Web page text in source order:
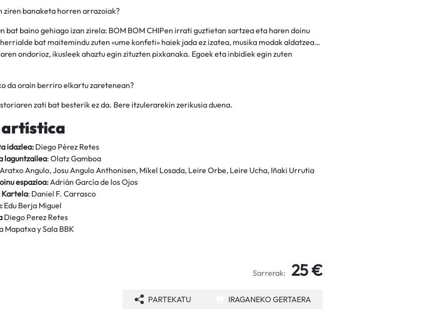
ziren banaketa horren arrazoiak?
bat baino gehiago izan zirela: BOM BOM CHIPen irrati guztietan sartzea eta haren doinu
bat maitemindu zuten «ume konfeti» haiek jada ez izatea, musika modak aldatzea…
ondorioz, ikusleek ahaztu egin zituzten pixkanaka. Egoek eta inbidiek egin zuten
da orain berriro elkartu zaretenean?
zati bat besterik ez da. Bere itzulerarekin zerikusia duena.
artística
idazlea: Diego Pérez Retes
laguntzailea: Olatz Gamboa
Angulo, Josu Angulo Anthonisen, Mikel Losada, Leire Orbe, Leire Ucha, Iñaki Urrutia
espazioa:Adrián García de los Ojos
Kartela: Daniel F. Carrasco
Edu Berja Miguel
Diego Perez Retes
Mapatxa y Sala BBK
Sarrerak: 25 €
PARTEKATU IRAGANEKO GERTAERA